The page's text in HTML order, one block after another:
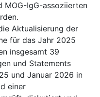
MOG-IgG-assoziierten
Aktualisierung der
für das Jahr 2025
insgesamt 39
und Statements
und Januar 2026 in
einer